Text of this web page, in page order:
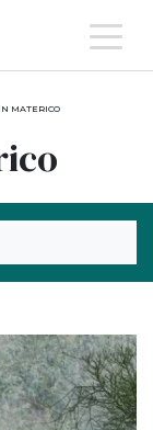
MATERICO